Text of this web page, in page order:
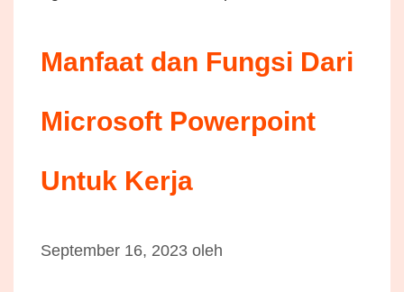
Manfaat dan Fungsi Dari
Microsoft Powerpoint
Untuk Kerja
September 16, 2023 oleh